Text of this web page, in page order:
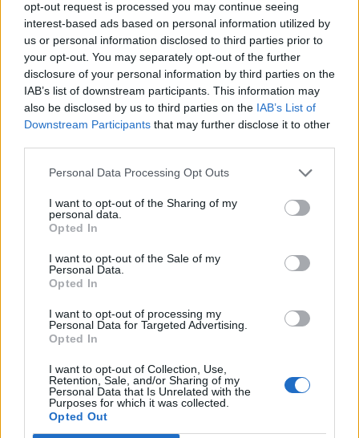
opt-out request is processed you may continue seeing
interest-based ads based on personal information utilized by
us or personal information disclosed to third parties prior to
your opt-out. You may separately opt-out of the further
disclosure of your personal information by third parties on the
IAB’s list of downstream participants. This information may
also be disclosed by us to third parties on the IAB’s List of
Downstream Participants that may further disclose it to other
Personal Data Processing Opt Outs
I want to opt-out of the Sharing of my
personal data.
Opted In
I want to opt-out of the Sale of my
Personal Data.
Opted In
I want to opt-out of processing my
Personal Data for Targeted Advertising.
Opted In
I want to opt-out of Collection, Use,
Retention, Sale, and/or Sharing of my
Personal Data that Is Unrelated with the
Purposes for which it was collected.
Opted Out